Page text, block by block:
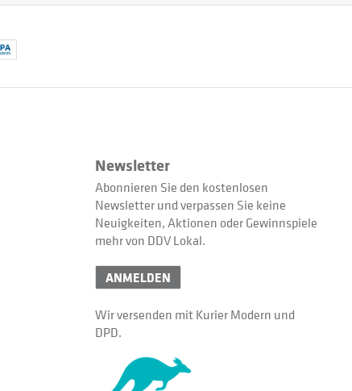
Newsletter
Abonnieren Sie den kostenlosen
Newsletter und verpassen Sie keine
Neuigkeiten, Aktionen oder Gewinnspiele
mehr von DDV Lokal.
ANMELDEN
Wir versenden mit Kurier Modern und
DPD.